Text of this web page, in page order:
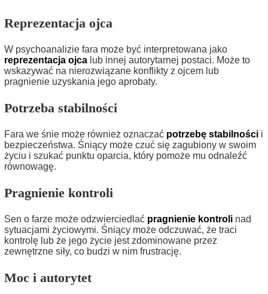
Reprezentacja ojca
W psychoanalizie fara może być interpretowana jako
reprezentacja ojca lub innej autorytarnej postaci. Może to
wskazywać na nierozwiązane konflikty z ojcem lub
pragnienie uzyskania jego aprobaty.
Potrzeba stabilności
Fara we śnie może również oznaczać potrzebę stabilności i
bezpieczeństwa. Śniący może czuć się zagubiony w swoim
życiu i szukać punktu oparcia, który pomoże mu odnaleźć
równowagę.
Pragnienie kontroli
Sen o farze może odzwierciedlać pragnienie kontroli nad
sytuacjami życiowymi. Śniący może odczuwać, że traci
kontrolę lub że jego życie jest zdominowane przez
zewnętrzne siły, co budzi w nim frustrację.
Moc i autorytet